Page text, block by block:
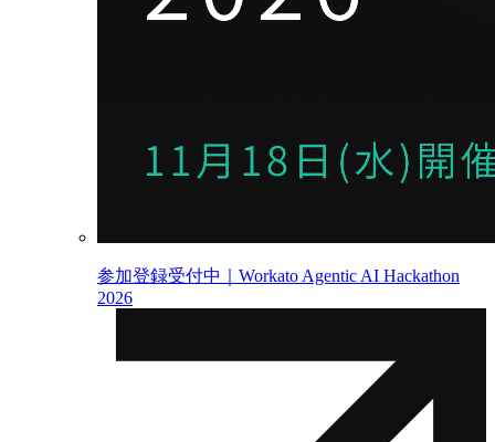
参加登録受付中｜Workato Agentic AI Hackathon
2026